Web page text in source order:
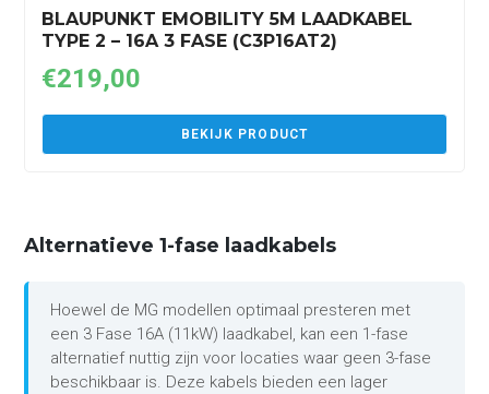
BLAUPUNKT EMOBILITY 5M LAADKABEL
TYPE 2 – 16A 3 FASE (C3P16AT2)
€219,00
BEKIJK PRODUCT
Alternatieve 1-fase laadkabels
Hoewel de MG modellen optimaal presteren met
een 3 Fase 16A (11kW) laadkabel, kan een 1-fase
alternatief nuttig zijn voor locaties waar geen 3-fase
beschikbaar is. Deze kabels bieden een lager